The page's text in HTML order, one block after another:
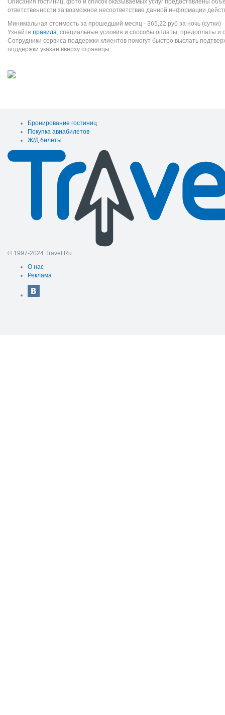
Описания гостиниц, фото и список оказываемых услуг предоставлены
ответственности за возможное несоответствие данной информации
Минимальная стоимость за прошедший месяц - 365,22 руб за ночь (сутки)
Узнайте правила, специальные условия и способы оплаты, предоплаты и
Сотрудники сервиса поддержки клиентов помогут быстро выслать
поддержки указан вверху страницы.
Бронирование гостиниц
Покупка авиабилетов
Ж/Д билеты
© 1997-2024 Travel.Ru
О нас
Реклама